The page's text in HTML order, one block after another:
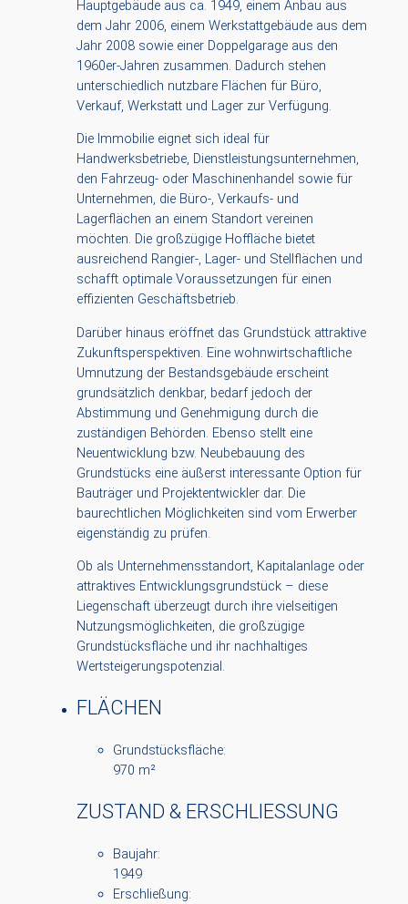
Hauptgebäude aus ca. 1949, einem Anbau aus
dem Jahr 2006, einem Werkstattgebäude aus dem
Jahr 2008 sowie einer Doppelgarage aus den
1960er-Jahren zusammen. Dadurch stehen
unterschiedlich nutzbare Flächen für Büro,
Verkauf, Werkstatt und Lager zur Verfügung.
Die Immobilie eignet sich ideal für
Handwerksbetriebe, Dienstleistungsunternehmen,
den Fahrzeug- oder Maschinenhandel sowie für
Unternehmen, die Büro-, Verkaufs- und
Lagerflächen an einem Standort vereinen
möchten. Die großzügige Hoffläche bietet
ausreichend Rangier-, Lager- und Stellflächen und
schafft optimale Voraussetzungen für einen
effizienten Geschäftsbetrieb.
Darüber hinaus eröffnet das Grundstück attraktive
Zukunftsperspektiven. Eine wohnwirtschaftliche
Umnutzung der Bestandsgebäude erscheint
grundsätzlich denkbar, bedarf jedoch der
Abstimmung und Genehmigung durch die
zuständigen Behörden. Ebenso stellt eine
Neuentwicklung bzw. Neubebauung des
Grundstücks eine äußerst interessante Option für
Bauträger und Projektentwickler dar. Die
baurechtlichen Möglichkeiten sind vom Erwerber
eigenständig zu prüfen.
Ob als Unternehmensstandort, Kapitalanlage oder
attraktives Entwicklungsgrundstück – diese
Liegenschaft überzeugt durch ihre vielseitigen
Nutzungsmöglichkeiten, die großzügige
Grundstücksfläche und ihr nachhaltiges
Wertsteigerungspotenzial.
FLÄCHEN
Grundstücksfläche:
970 m²
ZUSTAND & ERSCHLIESSUNG
Baujahr:
1949
Erschließung: